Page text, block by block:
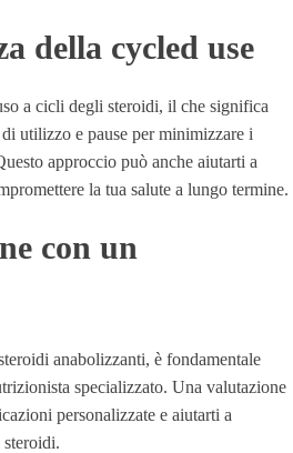
della cycled use
a cicli degli steroidi, il che significa
utilizzo e pause per minimizzare i
approccio può anche aiutarti a
la tua salute a lungo termine.
con un
anabolizzanti, è fondamentale
specializzato. Una valutazione
personalizzate e aiutarti a
steroidi.